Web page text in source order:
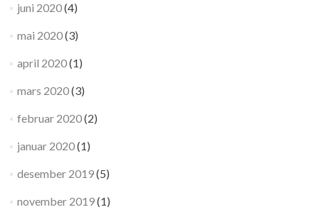
juni 2020(4)
mai 2020(3)
april 2020(1)
mars 2020(3)
februar 2020(2)
januar 2020(1)
desember 2019(5)
november 2019(1)